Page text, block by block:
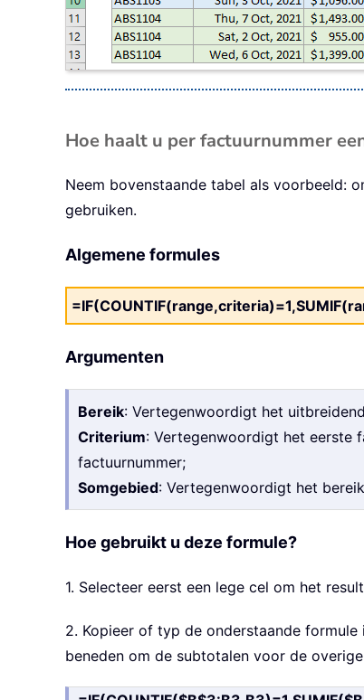
Hoe haalt u per factuurnummer
Neem bovenstaande tabel als voorbeeld:
gebruiken.
Algemene formules
Argumenten
Bereik: Vertegenwoordigt het
Criterium: Vertegenwoordigt het eerste
factuurnummer;
Somgebied: Vertegenwoordigt het
Hoe gebruikt u deze formule?
1. Selecteer eerst een lege cel om het
2. Kopieer of typ de onderstaande
beneden om de subtotalen voor de